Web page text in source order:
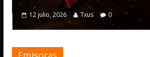
Txus 0
Emisoras